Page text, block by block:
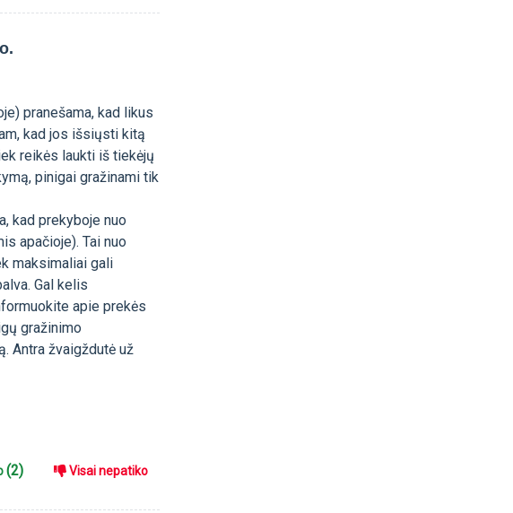
pranešama, kad likus
kad jos išsiųsti kitą
reikės laukti iš tiekėjų
pinigai gražinami tik
kad prekyboje nuo
apačioje). Tai nuo
maksimaliai gali
Gal kelis
apie prekės
gražinimo
Antra žvaigždutė už
(2) Visai nepatiko